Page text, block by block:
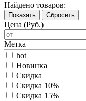
Найдено товаров:
Показать Сбросить
Цена (Руб.)
Метка
hot
Новинка
Скидка
Скидка 10%
Скидка 15%